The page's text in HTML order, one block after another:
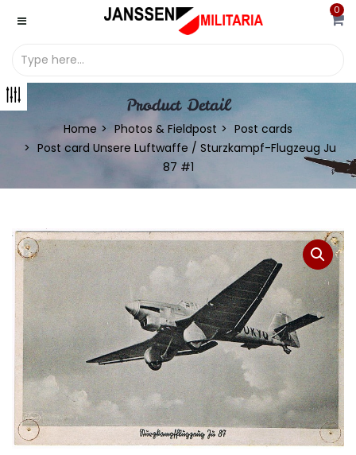
0
Product Detail
Home Photos & Fieldpost
Post cards
Post card Unsere Luftwaffe / Sturzkampf-Flugzeug Ju
87 #1